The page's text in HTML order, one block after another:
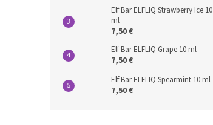
Elf Bar ELFLIQ Strawberry Ice 10
ml
7,50 €
Elf Bar ELFLIQ Grape 10 ml
7,50 €
Elf Bar ELFLIQ Spearmint 10 ml
7,50 €